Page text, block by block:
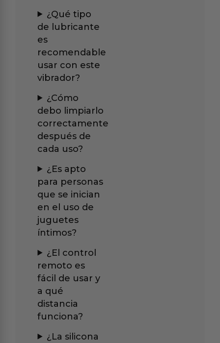
¿Qué tipo
de lubricante
es
recomendable
usar con este
vibrador?
¿Cómo
debo limpiarlo
correctamente
después de
cada uso?
¿Es apto
para personas
que se inician
en el uso de
juguetes
íntimos?
¿El control
remoto es
fácil de usar y
a qué
distancia
funciona?
¿La silicona